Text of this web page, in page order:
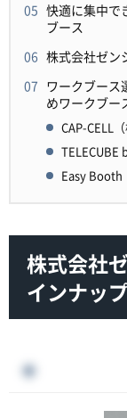
快適に集中で
ブース
株式会社ゼン
ワークブース
めワークブー
CAP-CELL
TELECUBE
Easy Booth
株式会社
インナッ